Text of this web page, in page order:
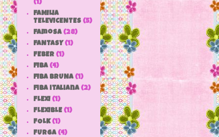
(1)
FAMILIA
TELEVICENTES (5)
Famosa (28)
FANTASY (1)
FEBER (1)
FIBA (4)
FIBA BRUNA (1)
fiba italiana (2)
FLEXI (1)
FLEXIBLE (1)
FOLK (1)
FURGA (4)